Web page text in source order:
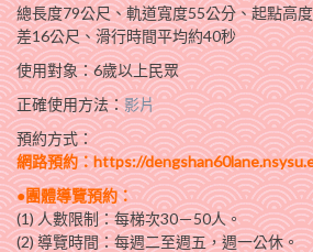
總長度79公尺、軌道寬度55公分、起點高
差16公尺、滑行時間平均約40秒
使用對象：6歲以上民眾
正確使用方法：影片
預約方式：
網路預約：https://
●團體導覽預約：
(1) 人數限制：每梯次30－50人。
(2) 導覽時間：每週二至週五，週一公休。